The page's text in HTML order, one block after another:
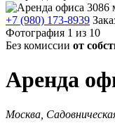
+7 (980) 173-8939
Фотография 1 из 10
Без комиссии от
Аренда
Москва,